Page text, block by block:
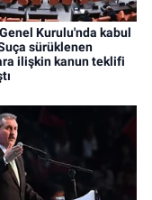
Kurulu'nda kabul
sürüklenen
ilişkin kanun teklifi